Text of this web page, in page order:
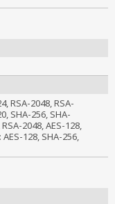
RSA-2048, RSA-
SHA-256, SHA-
2048, AES-128,
128, SHA-256,